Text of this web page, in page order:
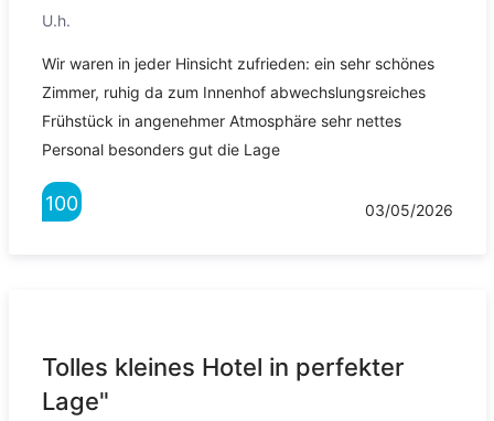
U.h.
Wir waren in jeder Hinsicht zufrieden: ein sehr schönes
Zimmer, ruhig da zum Innenhof abwechslungsreiches
Frühstück in angenehmer Atmosphäre sehr nettes
Personal besonders gut die Lage
100 03/05/2026
Tolles kleines Hotel in perfekter
Lage"